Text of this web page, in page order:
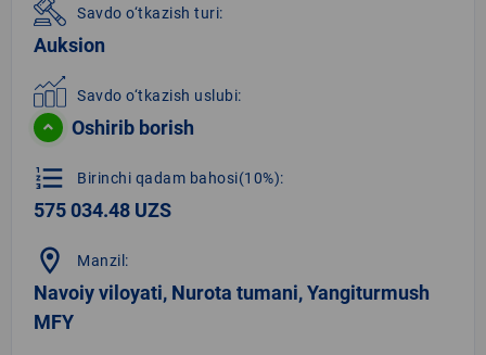
Savdo o‘tkazish turi:
Auksion
Savdo o‘tkazish uslubi:
Oshirib borish
format_list_numbered Birinchi qadam bahosi(10%):
575 034.48 UZS
location_on Manzil:
Navoiy viloyati, Nurota tumani, Yangiturmush
MFY